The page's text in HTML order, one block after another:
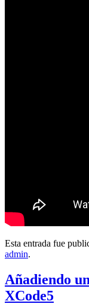
Esta entrada fue
admin.
Añadiendo
XCode5